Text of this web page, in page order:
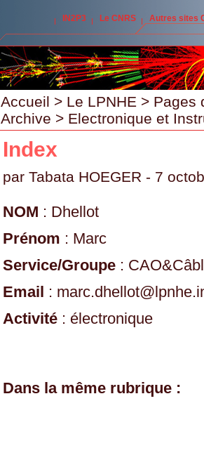
IN2P3 Le CNRS Autres sites
Accueil > Le LPNHE > Pages
Archive > Electronique et
Index
par Tabata HOEGER - 7
NOM : Dhellot
Prénom : Marc
Service/Groupe :
Email : marc.dhellot@
Activité : électronique
Dans la même rubrique :